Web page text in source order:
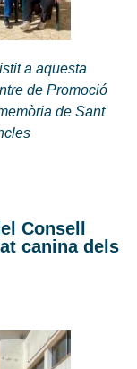
a aquesta
de Promoció
de Sant
Consell
canina dels